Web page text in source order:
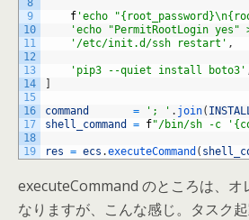
8
9
10
11
12
13
14
15
16
17
18
19
f 'echo
'echo "PermitRootLogin yes"
'/etc/init.d/ssh restart' ,
'pip3 --quiet install boto3'
command = '; ' . join(
shell_command
= f"/bin/sh -c
res = ecs .executeCommand (
executeCommand のところは、オ
なりますが、こんな感じ。タスク